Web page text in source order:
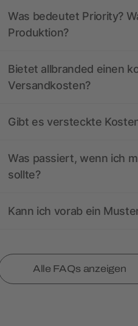
Was bedeutet Priority?
Produktion?
Bietet allbranded einen
Versandkosten?
Gibt es versteckte
Was passiert, wenn ich
sollte?
Kann ich vorab ein
Alle FAQs anzeigen